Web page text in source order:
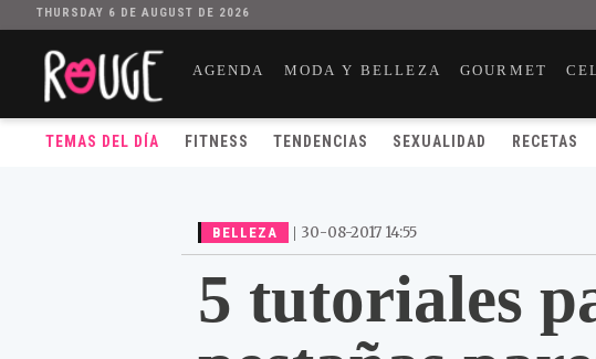
THURSDAY 6 DE AUGUST DE 2026
AGENDA MODA Y BELLEZA GOURMET
TEMAS DEL DÍA FITNESS TENDENCIAS SEXUALIDAD RECETAS
BELLEZA | 30-08-2017 14:55
5 tutoriales